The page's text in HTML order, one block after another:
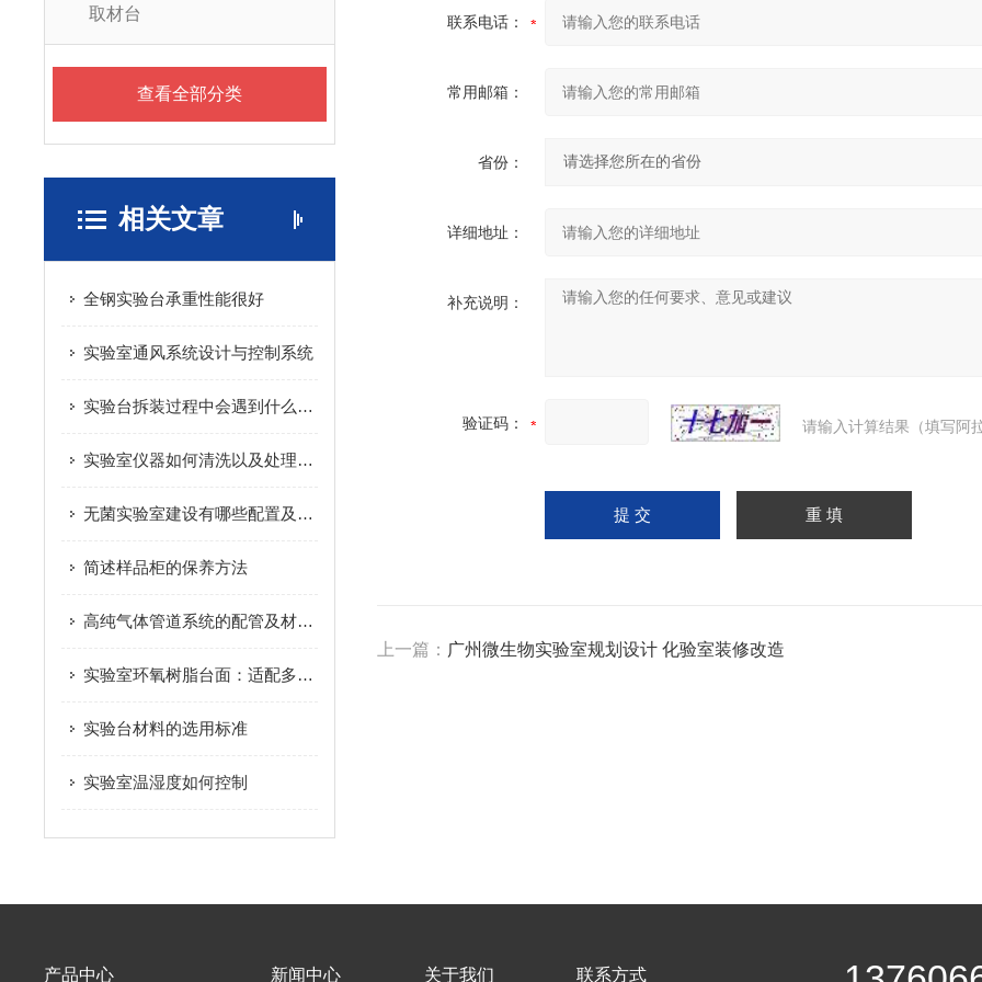
取材台
查看全部分类
相关文章
全钢实验台承重性能很好
实验室通风系统设计与控制系统
实验台拆装过程中会遇到什么问题？
实验室仪器如何清洗以及处理办法？
无菌实验室建设有哪些配置及要求
简述样品柜的保养方法
高纯气体管道系统的配管及材质要求
实验室环氧树脂台面：适配多元科研场景的高性能承载平台
实验台材料的选用标准
实验室温湿度如何控制
联系电话：
常用邮箱：
省份：
详细地址：
补充说明：
验证码： 请输入计算结果（填写阿
上一篇： 广州微生物实验室规划设计 化验室装修改造
产品中心 新闻中心 关于我们 联系方式